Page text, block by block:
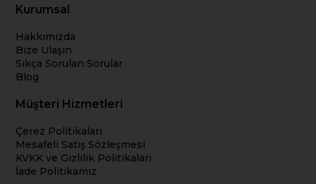
Kurumsal
Hakkımızda
Bize Ulaşın
Sıkça Sorulan Sorular
Blog
Müşteri Hizmetleri
Çerez Politikaları
Mesafeli Satış Sözleşmesi
KVKK ve Gizlilik Politikaları
İade Politikamız